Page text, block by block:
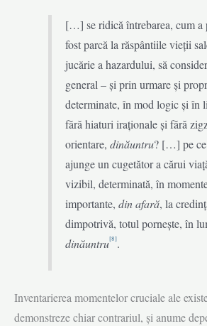
[…] se ridică întrebarea, cum a
fost parcă la răspântiile vieții
jucărie a hazardului, să
general – și prin urmare și
determinate, în mod logic și în
fără hiaturi iraționale și fără
orientare,dinăuntru? […] pe
ajunge un cugetător a cărui
vizibil, determinată, în
importante,din afară, la
dimpotrivă, totul pornește, în
dinăuntru[8].
Inventarierea momentelor cruciale ale
demonstreze chiar contrariul, și anume